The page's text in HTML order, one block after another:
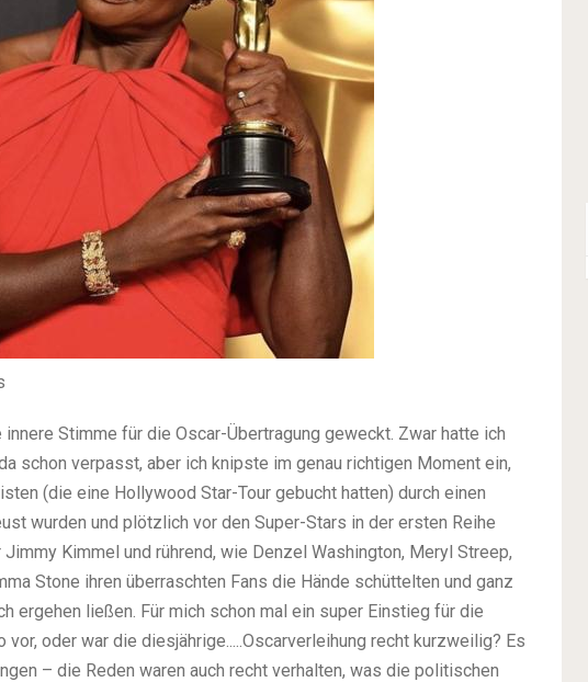
Stimme für die Oscar-Übertragung geweckt. Zwar hatte ich
schon verpasst, aber ich knipste im genau richtigen Moment ein,
(die eine Hollywood Star-Tour gebucht hatten) durch einen
wurden und plötzlich vor den Super-Stars in der ersten Reihe
Kimmel und rührend, wie Denzel Washington, Meryl Streep,
Stone ihren überraschten Fans die Hände schüttelten und ganz
ergehen ließen. Für mich schon mal ein super Einstieg für die
vor, oder war die diesjährige.....Oscarverleihung recht kurzweilig? Es
– die Reden waren auch recht verhalten, was die politischen